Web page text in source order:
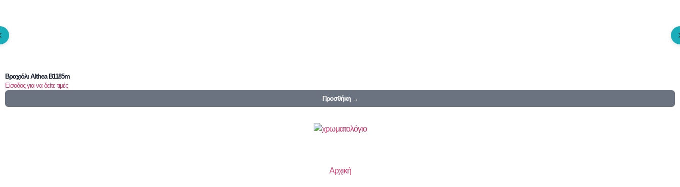
Βραχιόλι Althea B1185m
Είσοδος για να δείτε τιμές
Προσθήκη →
Αρχική